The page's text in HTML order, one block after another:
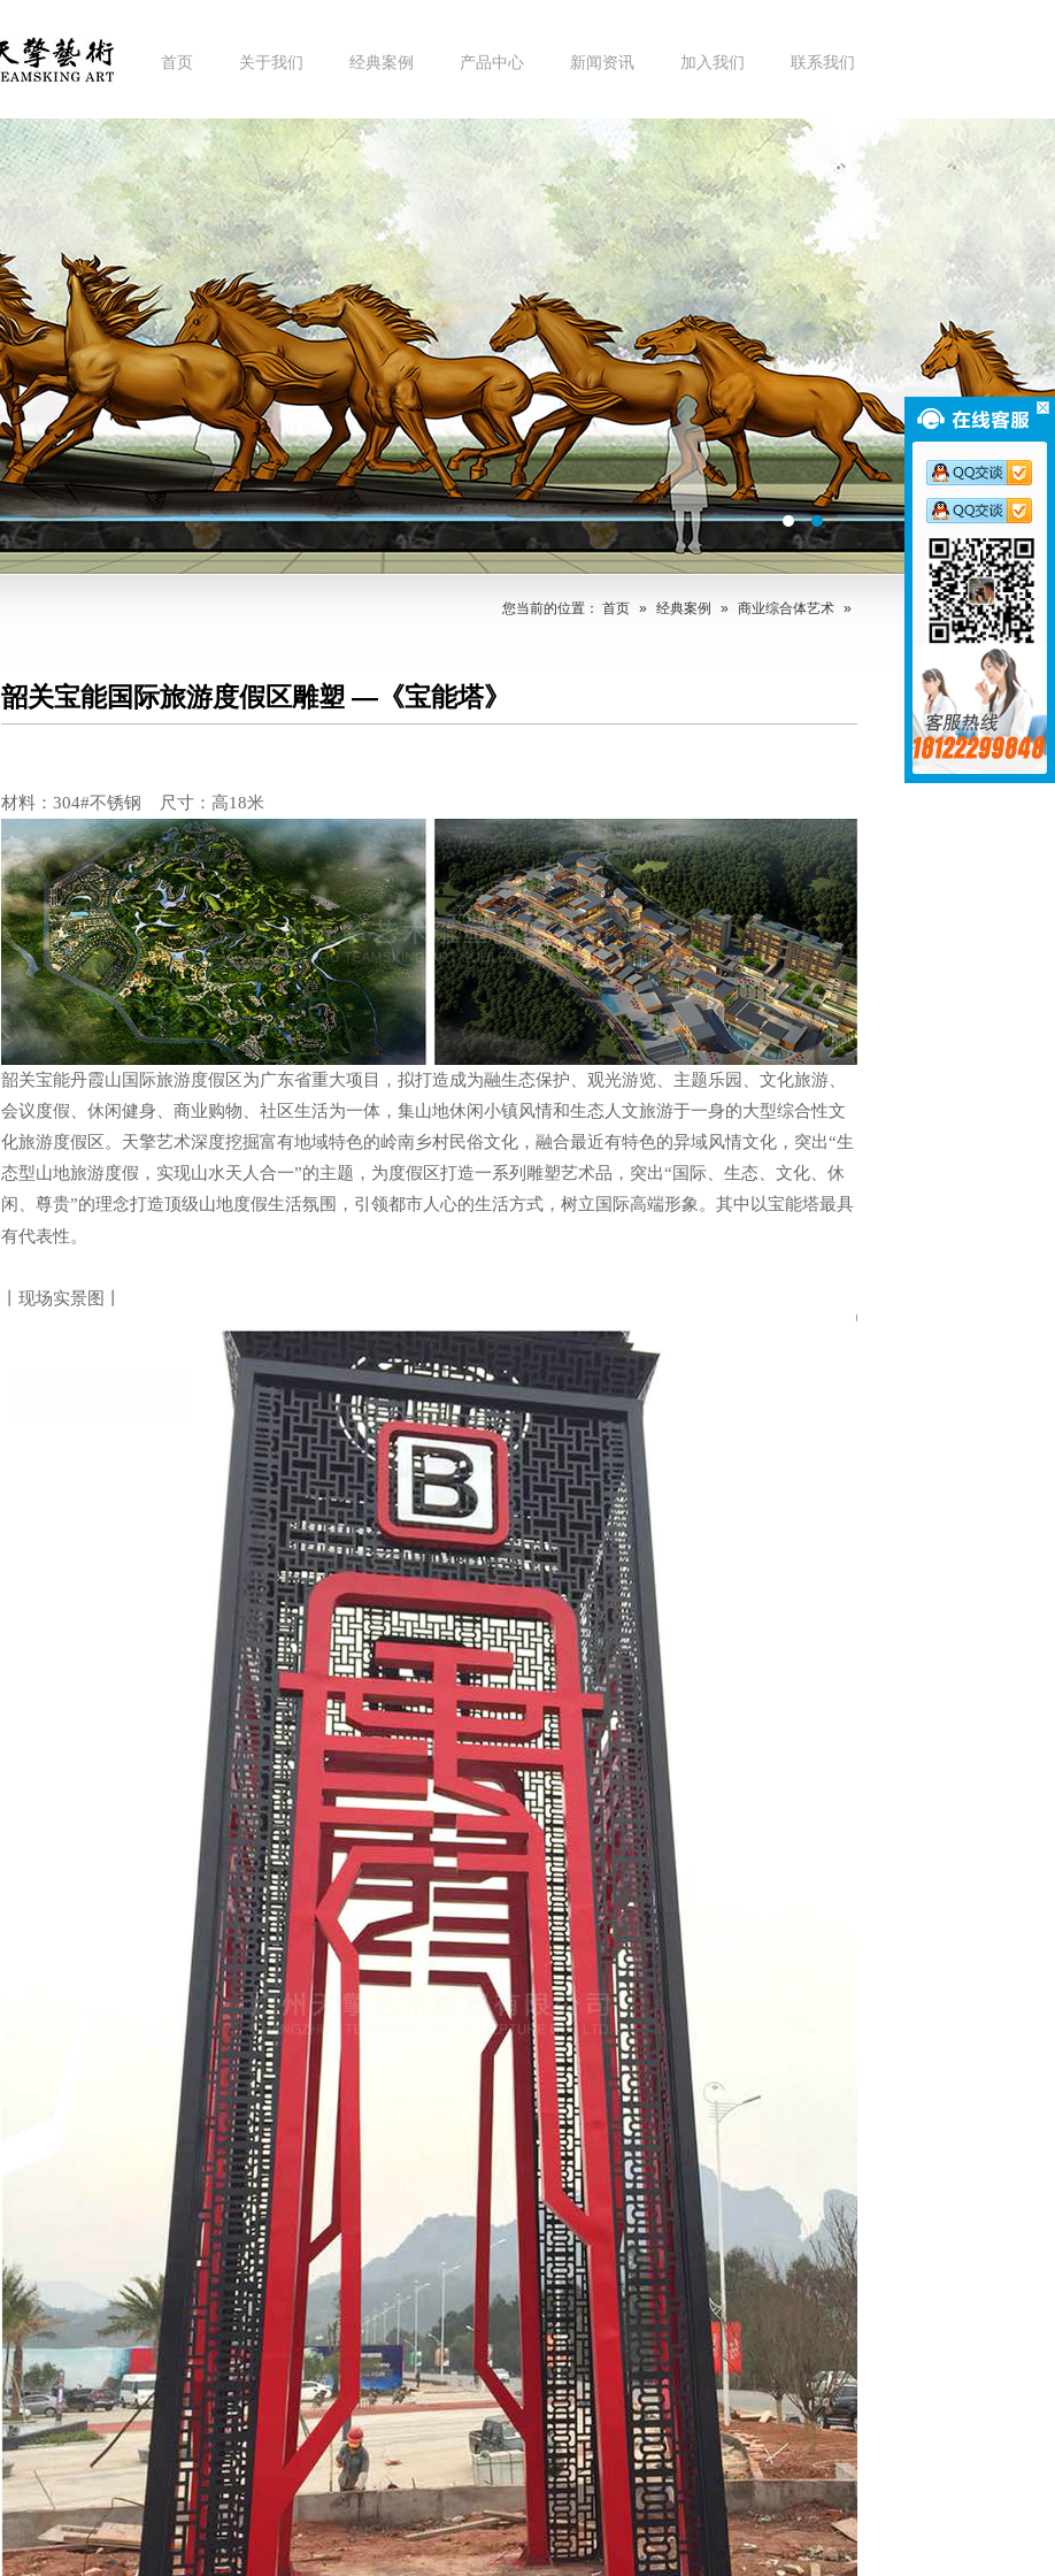
首页 关于我们 经典案例 产品中心 新闻资讯 加入我们 联系我们
您当前的位置： 首页 » 经典案例 » 商业综合体艺术 »
韶关宝能国际旅游度假区雕塑 —《宝能塔》
材料： 304#不锈钢 尺寸：高18米
韶关宝能丹霞山国际旅游度假区为广东省重大项目，拟打造成为融生态保护、观光游览、主题乐园、文化旅游、
会议度假、休闲健身、商业购物、社区生活为一体，集山地休闲小镇风情和生态人文旅游于一身的大型综合性文
化旅游度假区。 天擎艺术深度挖掘富有地域特色的岭南乡村民俗文化，融合最近有特色的异域风情文化，突出“生
态型山地旅游度假，实现山水天人合一”的主题，为度假区打造一系列雕塑艺术品，突出“国际、生态、文化、休
闲、尊贵”的理念打造顶级山地度假生活氛围，引领都市人心的生活方式，树立国际高端形象。其中以宝能塔最具
有代表性。
丨现场实景图丨